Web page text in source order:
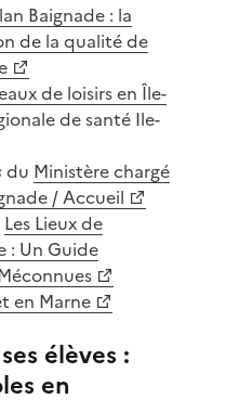
Baignade : la
de la qualité de
de loisirs en Île-
de santé Ile-
du Ministère chargé
/ Accueil
Les Lieux de
: Un Guide
en Marne
élèves :
en